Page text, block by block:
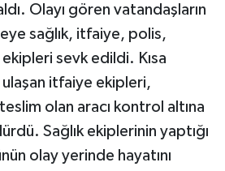
Olayı gören vatandaşların
sağlık, itfaiye, polis,
sevk edildi. Kısa
itfaiye ekipleri,
olan aracı kontrol altına
Sağlık ekiplerinin yaptığı
olay yerinde hayatını